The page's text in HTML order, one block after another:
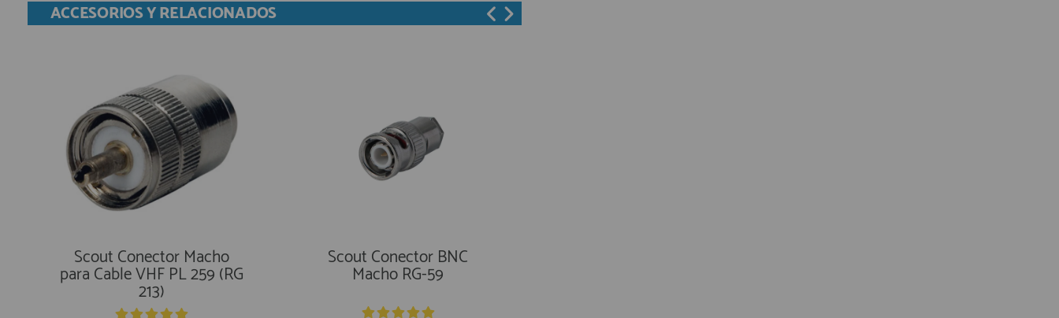
ACCESORIOS Y RELACIONADOS
Scout Conector Macho
para Cable VHF PL 259 (RG
213)
Scout Conector BNC
Macho RG-59